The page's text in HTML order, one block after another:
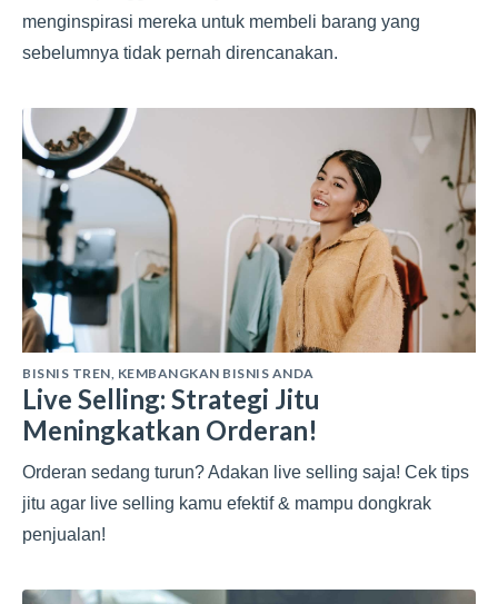
menginspirasi mereka untuk membeli barang yang
sebelumnya tidak pernah direncanakan.
BISNIS TREN, KEMBANGKAN BISNIS ANDA
Live Selling: Strategi Jitu
Meningkatkan Orderan!
Orderan sedang turun? Adakan live selling saja! Cek tips
jitu agar live selling kamu efektif & mampu dongkrak
penjualan!